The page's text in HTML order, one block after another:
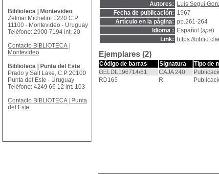
Autores:
Luis Seguí
Fecha de publicación: 1967
Artículo en la página: pp.261-264
Idioma :
Español (spa)
Link:
https://
Ejemplares (2)
Código de barras Signatura
Tipo de
GELDL196714/81
CAJA 240
RD165
R
Biblioteca | Montevideo
Zelmar Michelini 1220 C.P
11100 - Montevideo - Uruguay
Teléfono: 2900 7194 int. 20
Contacto BIBLIOTECA |
Montevideo
Biblioteca | Punta del Este
Prado y Salt Lake, C.P 20100
Punta del Este - Uruguay
Teléfono: 4249 66 12 int. 103
Contacto BIBLIOTECA | Punta
del Este